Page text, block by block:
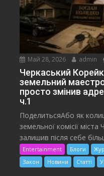
Май 28, 2026 admin
Черкаський
земельний
просто змінив
ч.1
ПоделитьсяАбо як
земельної комісії
залишив після себе
Entertainment Блоги
Закон
Новини Статті